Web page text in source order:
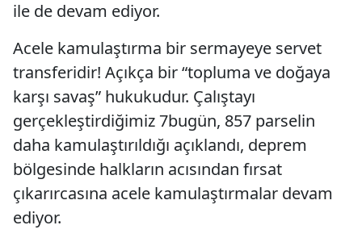
ile de devam ediyor.
Acele kamulaştırma bir sermayeye servet
transferidir! Açıkça bir “topluma ve doğaya
karşı savaş” hukukudur. Çalıştayı
gerçekleştirdiğimiz 7bugün, 857 parselin
daha kamulaştırıldığı açıklandı, deprem
bölgesinde halkların acısından fırsat
çıkarırcasına acele kamulaştırmalar devam
ediyor.